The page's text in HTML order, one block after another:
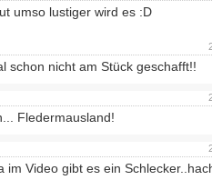
umso lustiger wird es :D
schon nicht am Stück geschafft!!
Fledermausland!
im Video gibt es ein